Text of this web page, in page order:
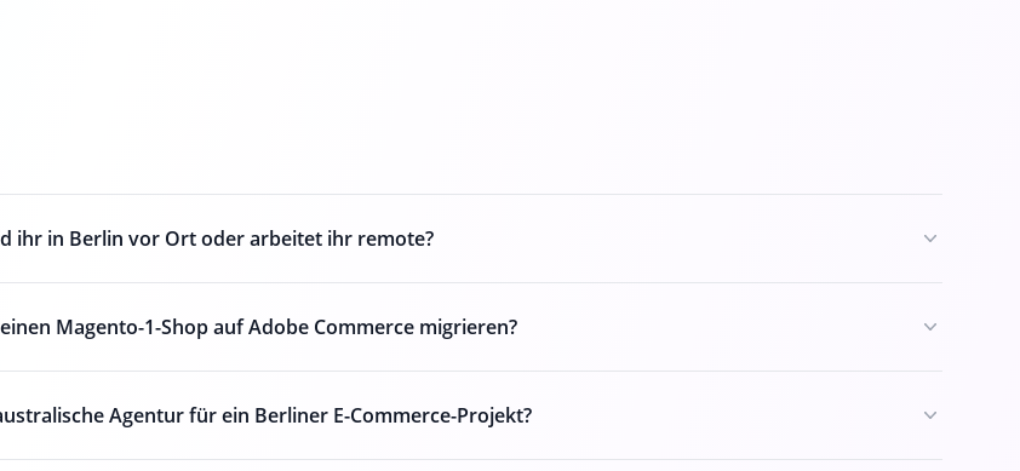
ihr in Berlin vor Ort oder arbeitet ihr remote?
Magento-1-Shop auf Adobe Commerce migrieren?
Agentur für ein Berliner E-Commerce-Projekt?